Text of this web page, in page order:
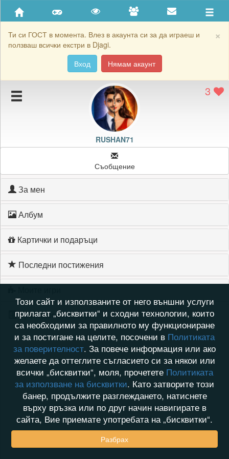
×
Ти си ГОСТ в момента. Влез в акаунта си за да играеш и
ползваш всички екстри в Djagi.
Вход
Нямам акаунт
Приятели
Хронология на игри
Подаръците на RUSHAN71
Картичките на RUSHAN71
3
RUSHAN71
Съобщение
За мен
Албум
Картички и подаръци
Последни постижения
Хронология на игри
Този сайт и използваните от него външни услуги
прилагат „бисквитки“ и сходни технологии, които
са необходими за правилното му функциониране
и за постигане на целите, посочени в Политиката
за поверителност. За повече информация или ако
желаете да оттеглите съгласието си за някои или
всички „бисквитки“, моля, прочетете Политиката
за използване на бисквитки. Като затворите този
банер, продължите разглеждането, натиснете
върху връзка или по друг начин навигирате в
сайта, Вие приемате употребата на „бисквитки“.
Разбрах